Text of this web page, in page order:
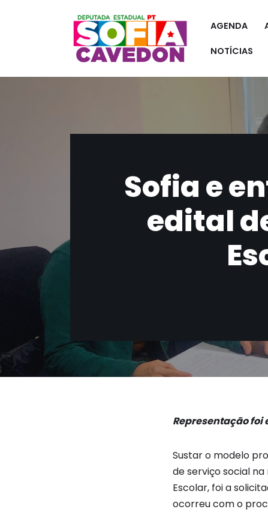
AGENDA
NOTÍCIAS
Sofia e
edital
Representação foi
Sustar o modelo
de serviço social
Escolar, foi a
ocorreu com o